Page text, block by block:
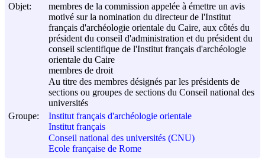
Objet:
membres de la commission appelée à émettre un avis
motivé sur la nomination du directeur de l'Institut
français d'archéologie orientale du Caire, aux côtés du
président du conseil d'administration et du président du
conseil scientifique de l'Institut français d'archéologie
orientale du Caire
membres de droit
Au titre des membres désignés par les présidents de
sections ou groupes de sections du Conseil national des
universités
Groupe:
Institut français d'archéologie orientale
Institut français
Conseil national des universités (CNU)
Ecole française de Rome